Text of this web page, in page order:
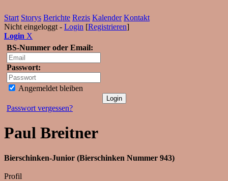
Start Storys Berichte Rezis Kalender Kontakt
Nicht eingeloggt - Login [Registrieren]
Login X
BS-Nummer oder Email:
Passwort:
Angemeldet bleiben
Passwort vergessen?
Paul Breitner
Bierschinken-Junior (Bierschinken Nummer 943)
Profil